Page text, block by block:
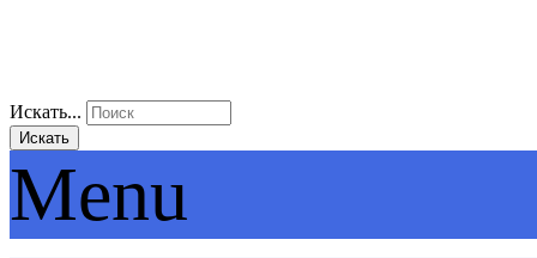
Искать...
Искать
Menu